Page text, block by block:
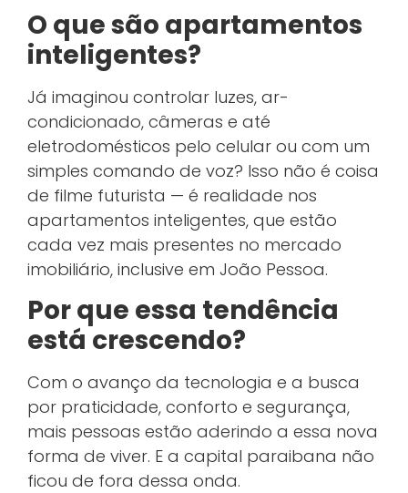
O que são apartamentos
inteligentes?
Já imaginou controlar luzes, ar-
condicionado, câmeras e até
eletrodomésticos pelo celular ou com um
simples comando de voz? Isso não é coisa
de filme futurista — é realidade nos
apartamentos inteligentes, que estão
cada vez mais presentes no mercado
imobiliário, inclusive em João Pessoa.
Por que essa tendência
está crescendo?
Com o avanço da tecnologia e a busca
por praticidade, conforto e segurança,
mais pessoas estão aderindo a essa nova
forma de viver. E a capital paraibana não
ficou de fora dessa onda.